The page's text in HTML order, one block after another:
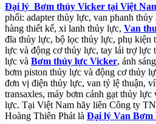
Đại lý Bơm thủy Vicker tại Việt
phối: adapter thủy lực, van phanh
hàng thiết kế, xi lanh thủy lực, Van
đĩa thủy lực, bộ lọc thủy lực, phụ kiện
lực và động cơ thủy lực, tay lái trợ lực
lực và Bơm thủy lực Vicker, ánh
bơm piston thủy lực và động cơ thủy
đơn vị điện thủy lực, van tỷ lệ thuận,
transaxles, máy bơm cánh gạt thủy lực
lực. Tại Việt Nam hãy liên Công ty
Hoàng Thiên Phát là Đại lý Van Bơm